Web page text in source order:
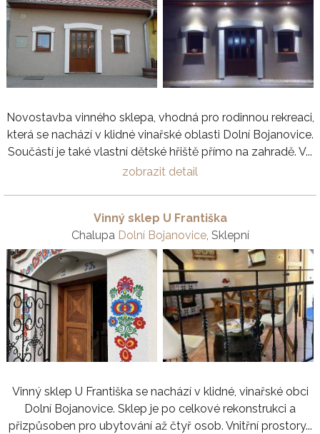
Novostavba vinného sklepa, vhodná pro rodinnou rekreaci,
která se nachází v klidné vinařské oblasti Dolní Bojanovice.
Součástí je také vlastní dětské hřiště přímo na zahradě. V...
zobrazit detail
Vinný sklep U Františka
Chalupa Dolní Bojanovice, Sklepní
Vinný sklep U Františka se nachází v klidné, vinařské obci
Dolní Bojanovice. Sklep je po celkové rekonstrukci a
přizpůsoben pro ubytování až čtyř osob. Vnitřní prostory...